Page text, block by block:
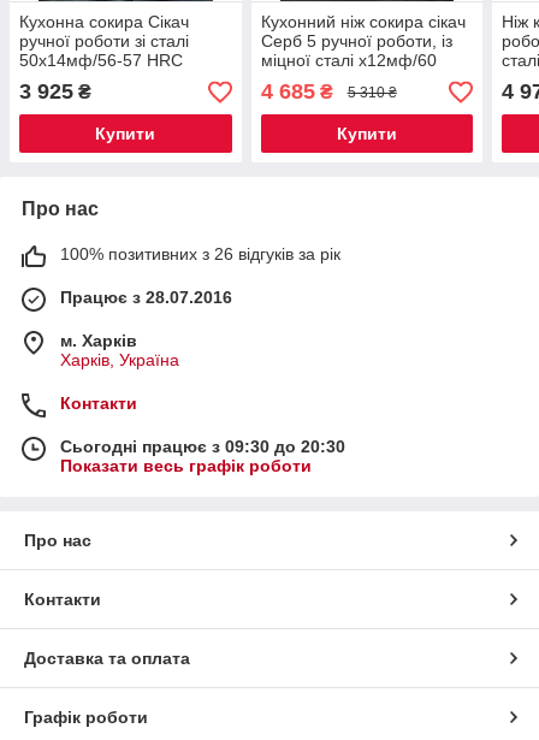
Кухонна сокира Сікач
ручної роботи зі сталі
50х14мф/56-57 HRC
високої якості, з потужним
лезом
3 925 ₴
Купити
Кухонний ніж сокира сікач
Серб 5 ручної роботи, із
міцної сталі х12мф/60
HRC
4 685₴ 5 310 ₴
Купити
Ніж
4
Про нас
100% позитивних з 26 відгуків за рік
Працює з 28.07.2016
м. Харків
Харків, Україна
Контакти
Сьогодні працює з 09:30 до 20:30
Показати весь графік роботи
Про нас
Контакти
Доставка та оплата
Графік роботи